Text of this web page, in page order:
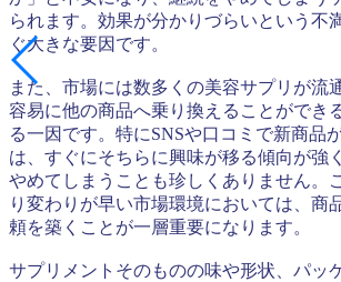
られます。効果が分かりづらいという不
ぐ大きな要因です。
また、市場には数多くの美容サプリが流
容易に他の商品へ乗り換えることができ
る一因です。特にSNSや口コミで新商品
は、すぐにそちらに興味が移る傾向が強
やめてしまうことも珍しくありません。
り変わりが早い市場環境においては、商
頼を築くことが一層重要になります。
サプリメントそのものの味や形状、パッ